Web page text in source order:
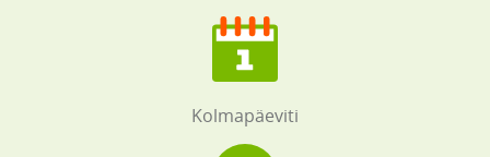
Kolmapäeviti